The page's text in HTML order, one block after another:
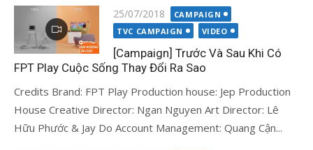
Đăng
vào
25/07/2018
CAMPAIGN
TVC CAMPAIGN
VIDEO
[Campaign] Trước Và Sau Khi Có
FPT Play Cuộc Sống Thay Đổi Ra Sao
Credits Brand: FPT Play Production house: Jep Production
House Creative Director: Ngan Nguyen Art Director: Lê
Hữu Phước & Jay Do Account Management: Quang Cận...